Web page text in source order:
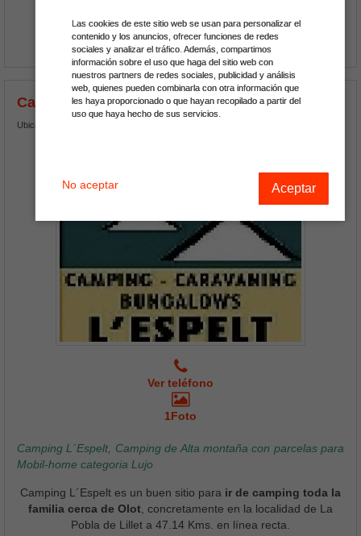
Ver Más
Camping L´Espelt
Ubicado en La Pobla de Lillet
Ver teléfono
1Foto
Camping L´Espelt, Camping de Alta montaña con parcelas para
Mobil-home categoria Lujo
Camping L´Espelt es un buen sitio para ir de camping toda la
familia cerca de Olot , concretamente en la localidad de La
Pobla de Lillet a 47.14 Kms. en línea recta.
Las cookies de este sitio web se usan para personalizar el
contenido y los anuncios, ofrecer funciones de redes
sociales y analizar el tráfico. Además, compartimos
información sobre el uso que haga del sitio web con
nuestros partners de redes sociales, publicidad y análisis
web, quienes pueden combinarla con otra información que
les haya proporcionado o que hayan recopilado a partir del
uso que haya hecho de sus servicios.
No aceptar Aceptar